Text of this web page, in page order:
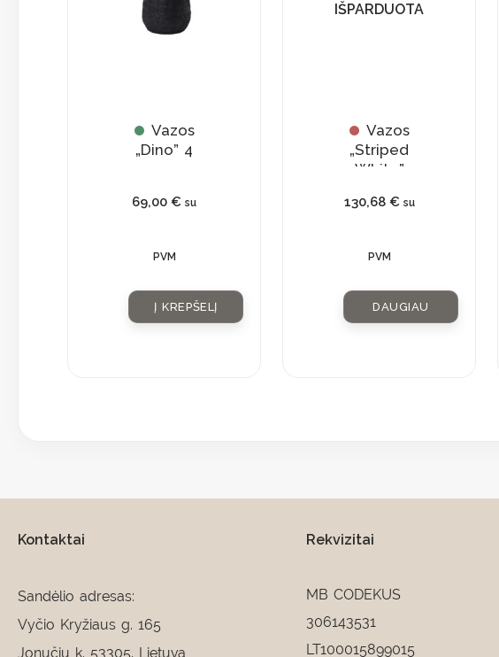
Vazos
„Dino” 4
69,00€ su
PVM
Į KREPŠELĮ
IŠPARDUOTA
Vazos
„Striped
White”
130,68 € su
PVM
DAUGIAU
Kontaktai
Sandėlio adresas:
Vyčio Kryžiaus g. 165
Jonučių k. 53305, Lietuva
Rekvizitai
MB CODEKUS
306143531
LT100015899015